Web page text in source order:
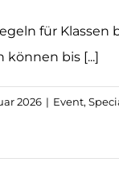
für Klassen
können bis [...]
2026 | Event,